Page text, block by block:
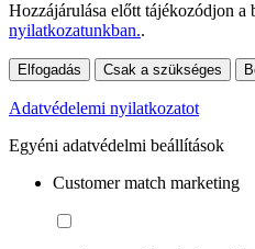
Hozzájárulása előtt tájékozódjon a
nyilatkozatunkban..
Elfogadás Csak a szükséges
Adatvédelemi nyilatkozatot
Egyéni adatvédelmi beállítások
Customer match marketing